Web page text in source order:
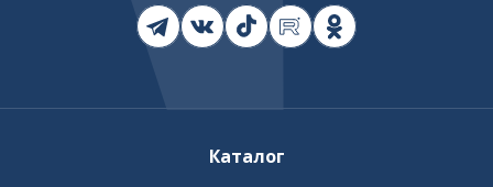
Каталог